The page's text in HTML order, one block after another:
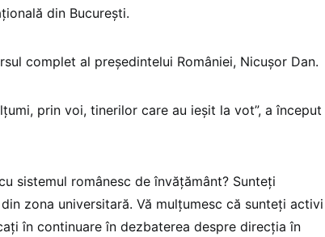
din București.
complet al președintelui României, Nicușor Dan.
prin voi, tinerilor care au ieșit la vot”, a început
sistemul românesc de învățământ? Sunteți
zona universitară. Vă mulțumesc că sunteți activi
în continuare în dezbaterea despre direcția în